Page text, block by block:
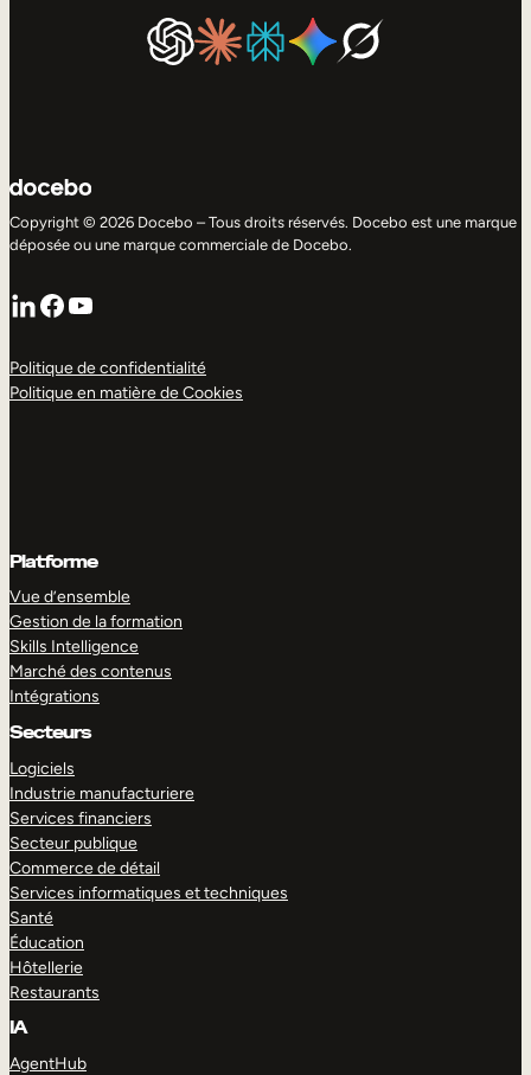
Copyright © 2026 Docebo – Tous droits réservés. Docebo est une marque
déposée ou une marque commerciale de Docebo.
LinkedIn
Facebook
YouTube
Politique de confidentialité
Politique en matière de Cookies
Platforme
Vue d’ensemble
Gestion de la formation
Skills Intelligence
Marché des contenus
Intégrations
Secteurs
Logiciels
Industrie manufacturiere
Services financiers
Secteur publique
Commerce de détail
Services informatiques et techniques
Santé
Éducation
Hôtellerie
Restaurants
IA
AgentHub